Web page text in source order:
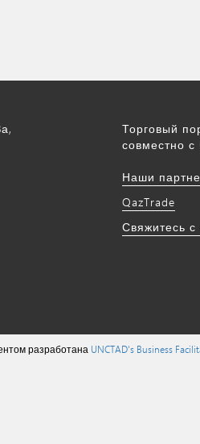
Торговый
совместно с
Наши
QazTrade
Свяжитесь с
разработана UNCTAD's Business